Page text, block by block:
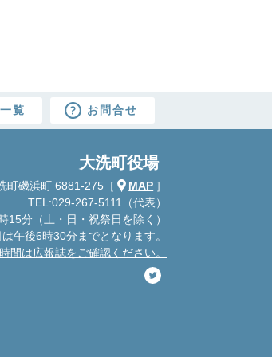
覧 お問合せ
大洗町役場
町磯浜町 6881-275 ［ MAP ］
TEL:029-267-5111（代表）
15分 （土・日・祝祭日を除く）
午後6時30分までとなります。
間は広報誌をご確認ください。